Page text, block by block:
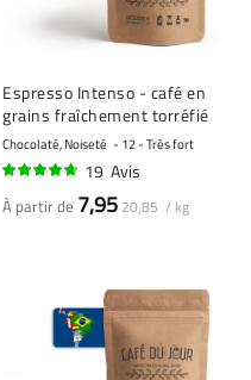
Espresso Intenso - café en
grains fraîchement torréfié
Chocolaté, Noiseté 12 - Très fort
19 Avis
À partir de 7,95 20,85 / kg